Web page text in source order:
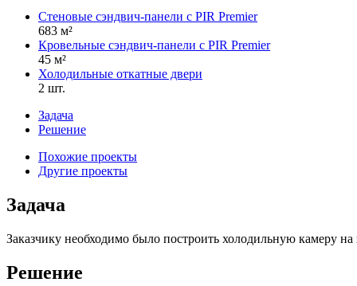
Стеновые сэндвич-панели с PIR Premier
683 м²
Кровельные сэндвич-панели с PIR Premier
45 м²
Холодильные откатные двери
2 шт.
Задача
Решение
Похожие проекты
Другие проекты
Задача
Заказчику необходимо было построить холодильную камеру
Решение